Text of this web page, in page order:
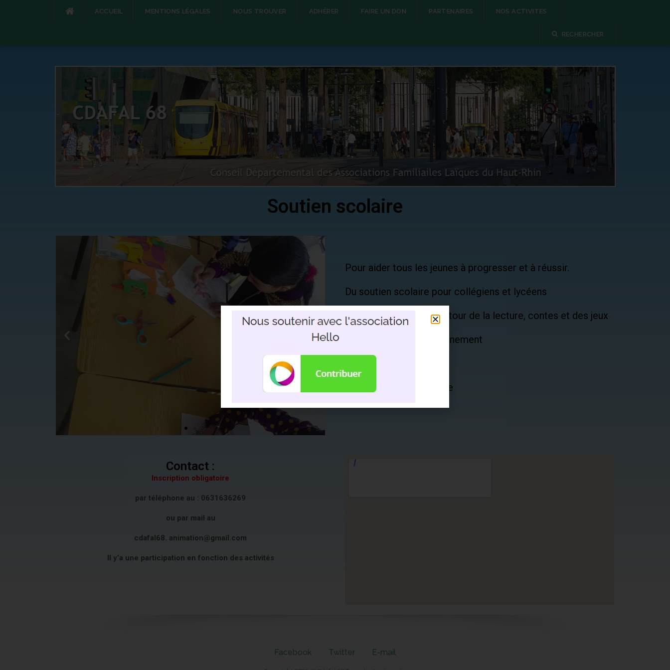
ACCUEIL MENTIONS LÉGALES NOUS TROUVER ADHÉRER FAIRE UN DON PARTENAIRES NOS ACTIVITES
RECHERCHER
Soutien scolaire
Pour aider tous les jeunes à progresser et à réussir.
Du soutien scolaire pour collégiens et lycéens
Accueils des enfants autour de la lecture, contes et des jeux
Initiation à l’environnement
Sorties culturelles
Vacances en famille
Contact :
Inscription obligatoire
par téléphone au : 0631636269
ou par mail au
cdafal68. animation@gmail.com
Il y’a une participation en fonction des activités
Facebook Twitter E-mail